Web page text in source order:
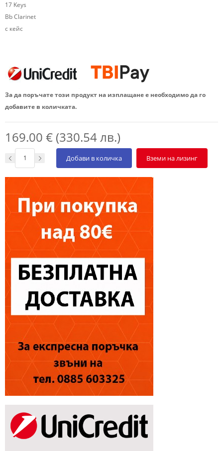
17 Keys
Bb Clarinet
с кейс
За да поръчате този продукт на изплащане е необходимо да го
добавите в количката.
169.00 € (330.54 лв.)
Добави в количка Вземи на лизинг